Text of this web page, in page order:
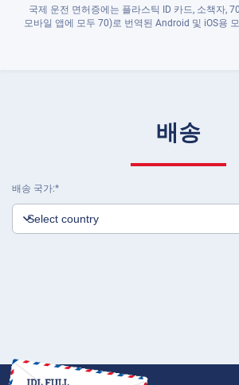
국제 운전 면허증에는 플라스틱 ID 카드, 소책자,
모바일 앱에 모두 70)로 번역된 Android 및 iOS용
배송
배송 국가